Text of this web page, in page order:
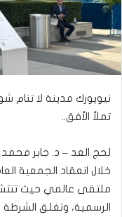
نيويورك مدينة لا تنام
تملأ الأفق..
لحج العد – د. جابر محمد
خلال انعقاد الجمعية
ملتقى عالمي حيث تنتشر
الرسمية، وتغلق